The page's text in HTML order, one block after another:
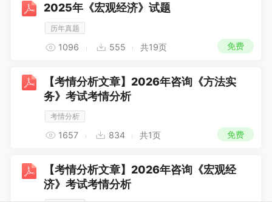
2025年《宏观经济》试题
历年真题
1096 555 共19页 免费
【考情分析文章】2026年咨询《方法实
务》考试考情分析
考情分析
1657 834 共1页 免费
【考情分析文章】2026年咨询《宏观经
济》考试考情分析